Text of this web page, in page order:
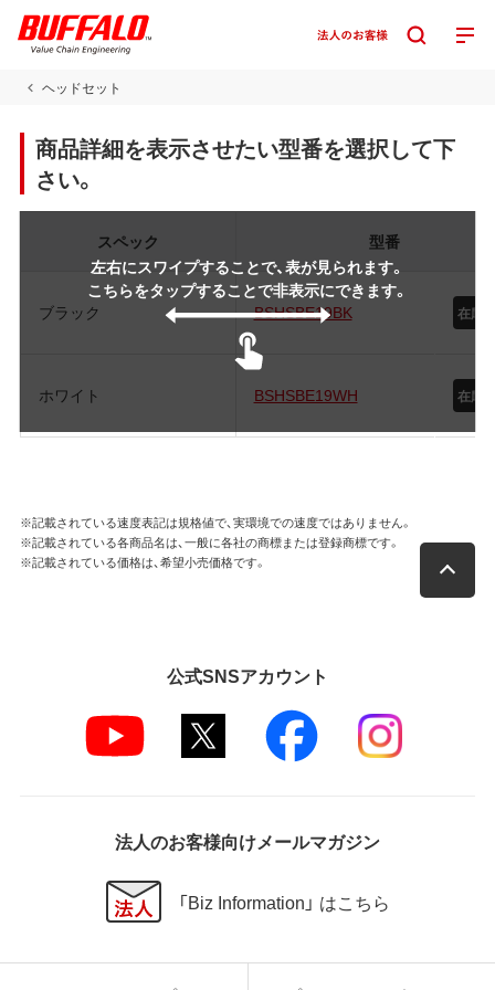
ヘッドセット
商品詳細を表示させたい型番を選択して下
さい。
左右にスワイプすることで、表が見られます。
こちらをタップすることで非表示にできます。
スペック 型番
ブラック BSHSBE19BK 在庫
ホワイト BSHSBE19WH 在庫
※記載されている速度表記は規格値で、実環境での速度ではありません。
※記載されている各商品名は、一般に各社の商標または登録商標です。
※記載されている価格は、希望小売価格です。
公式SNSアカウント
法人のお客様向けメールマガジン
「Biz Information」 はこちら